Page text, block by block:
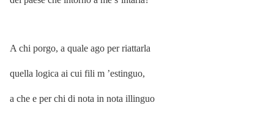
A chi porgo, a quale ago per riattarla
quella logica ai cui fili m ’estinguo,
a che e per chi di nota in nota illinguo